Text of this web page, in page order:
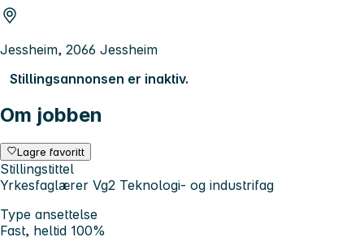
Jessheim, 2066 Jessheim
Stillingsannonsen er inaktiv.
Om jobben
Lagre favoritt
Stillingstittel
Yrkesfaglærer Vg2 Teknologi- og industrifag
Type ansettelse
Fast, heltid 100%